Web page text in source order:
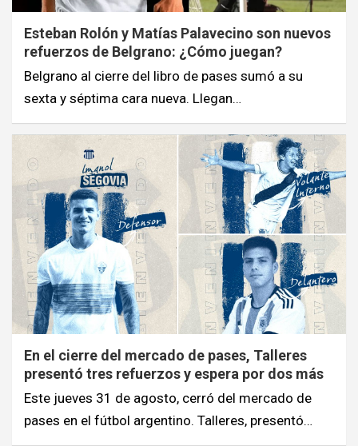
Esteban Rolón y Matías Palavecino son nuevos
refuerzos de Belgrano: ¿Cómo juegan?
Belgrano al cierre del libro de pases sumó a su
sexta y séptima cara nueva. Llegan…
En el cierre del mercado de pases, Talleres
presentó tres refuerzos y espera por dos más
Este jueves 31 de agosto, cerró del mercado de
pases en el fútbol argentino. Talleres, presentó…